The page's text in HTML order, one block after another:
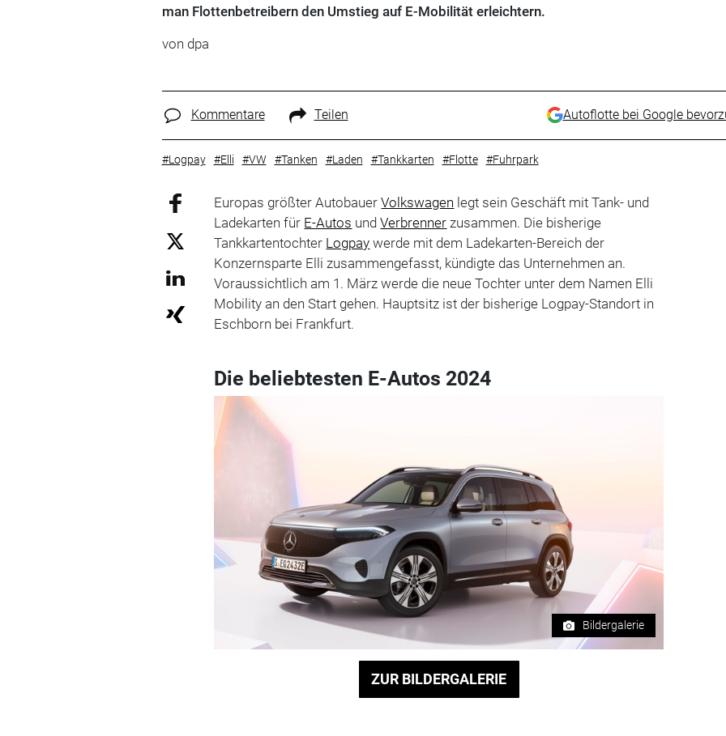
man Flottenbetreibern den Umstieg auf E-Mobilität erleichtern.
von dpa
Kommentare Teilen Autoflotte bei Google
#Logpay #Elli #VW #Tanken #Laden #Tankkarten #Flotte #Fuhrpark
Europas größter AutobauerVolkswagen legt sein Geschäft mit Tank- und
Ladekarten für E-Autos undVerbrenner zusammen. Die bisherige
Tankkartentochter Logpay werde mit dem Ladekarten-Bereich der
Konzernsparte Elli zusammengefasst, kündigte das Unternehmen an.
Voraussichtlich am 1. März werde die neue Tochter unter dem Namen Elli
Mobility an den Start gehen. Hauptsitz ist der bisherige Logpay-Standort in
Eschborn bei Frankfurt.
Die beliebtesten E-Autos 2024
Bildergalerie
ZUR BILDERGALERIE